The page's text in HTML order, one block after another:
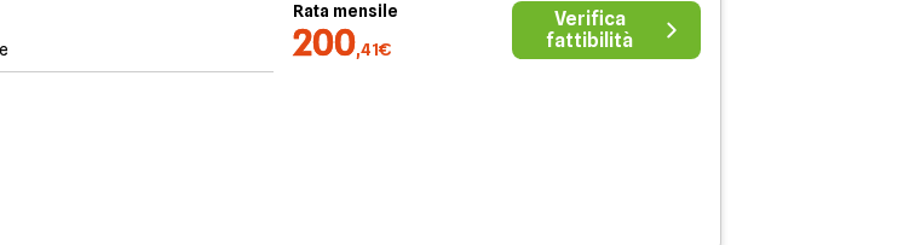
Rata mensile
200,41€
Verifica
fattibilità